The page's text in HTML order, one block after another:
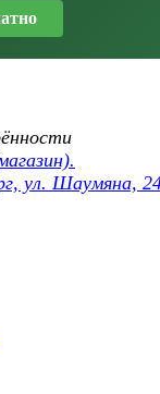
ул. Шаумяна,